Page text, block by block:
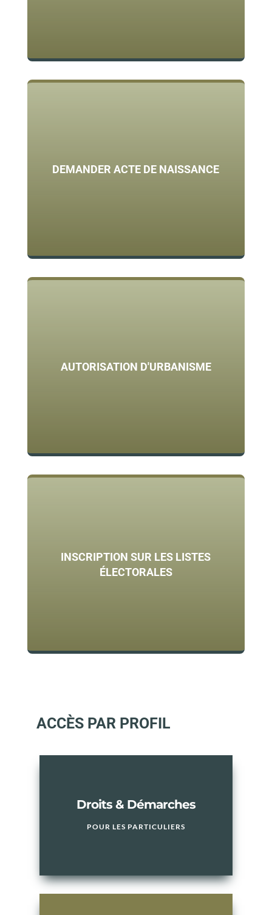
DEMANDER ACTE DE NAISSANCE
AUTORISATION D'URBANISME
INSCRIPTION SUR LES LISTES
ÉLECTORALES
ACCÈS PAR PROFIL
Droits & Démarches
POUR LES PARTICULIERS